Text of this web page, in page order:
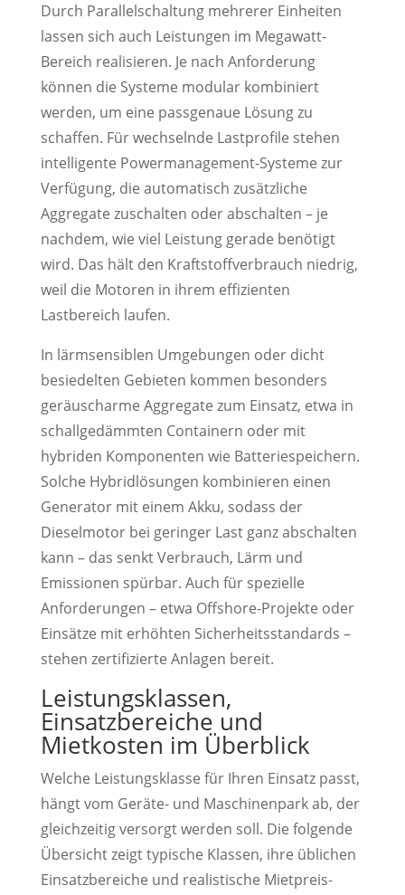
Durch Parallelschaltung mehrerer Einheiten
lassen sich auch Leistungen im Megawatt-
Bereich realisieren. Je nach Anforderung
können die Systeme modular kombiniert
werden, um eine passgenaue Lösung zu
schaffen. Für wechselnde Lastprofile stehen
intelligente Powermanagement-Systeme zur
Verfügung, die automatisch zusätzliche
Aggregate zuschalten oder abschalten – je
nachdem, wie viel Leistung gerade benötigt
wird. Das hält den Kraftstoffverbrauch niedrig,
weil die Motoren in ihrem effizienten
Lastbereich laufen.
In lärmsensiblen Umgebungen oder dicht
besiedelten Gebieten kommen besonders
geräuscharme Aggregate zum Einsatz, etwa in
schallgedämmten Containern oder mit
hybriden Komponenten wie Batteriespeichern.
Solche Hybridlösungen kombinieren einen
Generator mit einem Akku, sodass der
Dieselmotor bei geringer Last ganz abschalten
kann – das senkt Verbrauch, Lärm und
Emissionen spürbar. Auch für spezielle
Anforderungen – etwa Offshore-Projekte oder
Einsätze mit erhöhten Sicherheitsstandards –
stehen zertifizierte Anlagen bereit.
Leistungsklassen,
Einsatzbereiche und
Mietkosten im Überblick
Welche Leistungsklasse für Ihren Einsatz passt,
hängt vom Geräte- und Maschinenpark ab, der
gleichzeitig versorgt werden soll. Die folgende
Übersicht zeigt typische Klassen, ihre üblichen
Einsatzbereiche und realistische Mietpreis-